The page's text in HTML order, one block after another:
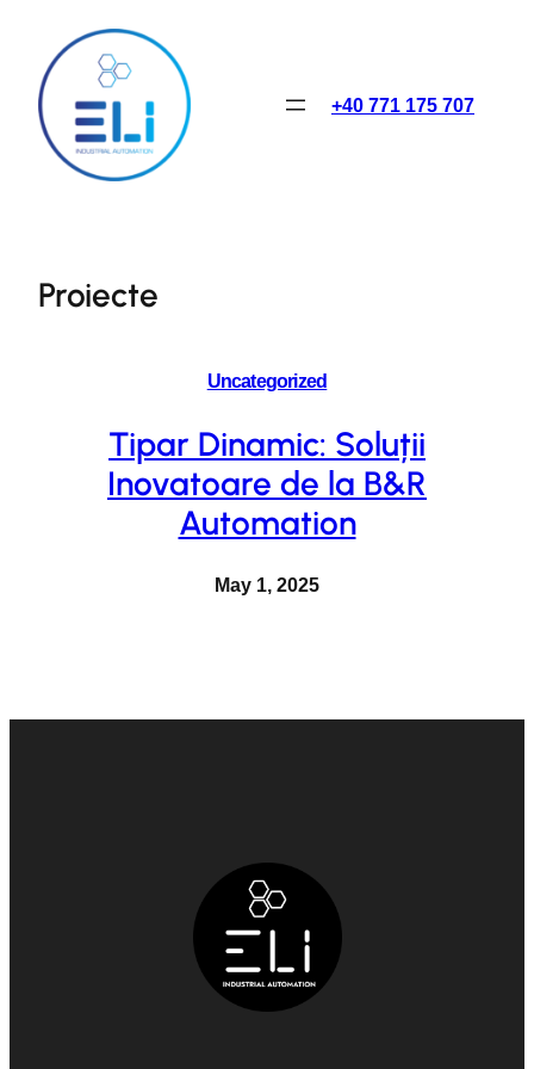
content
+40 771 175 707
Proiecte
Uncategorized
Tipar Dinamic: Soluții
Inovatoare de la B&R
Automation
May 1, 2025